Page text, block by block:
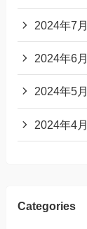
2024年7月
2024年6月
2024年5月
2024年4月
Categories